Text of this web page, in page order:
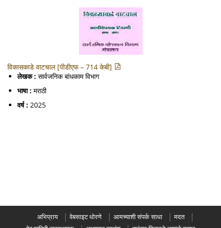
विकासकाडे वाटचाल [पीडीएफ – 714 केबी]
लेखक : सार्वजनिक बांधकाम विभाग
भाषा : मराठी
वर्ष : 2025
अभिप्राय वेबसाइट धोरणे आमच्याशी संपर्क साधा
मदत